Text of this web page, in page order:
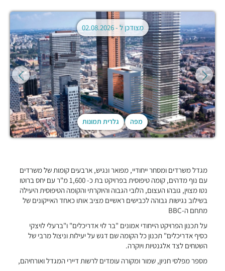
מפה גלרית תמונות
מצודכן ל -02.08.2026
מגדל משרדים ומסחר ייחודיי, מפואר ונגיש, ארבעים קומות של משרדים
עם נוף מדהים, קומה טיפוסית בפרויקט בת כ- 1,600 מ"ר עם יחס ברוטו
נטו מצוין, גובהו העצום, הלובי הגבוה והיוקרתי והקומה הטיפוסית היעילה
בשילוב נגישות גבוהה לכבישים ראשיים מציב אותו כאחד האייקונים של
מתחם ה-BBC
על תכנון הפרויקט הייחודי אמונים "בר לוי אדריכלים" ו"ברעלי לויצקי
כסיף אדריכלים" תכנון כל הקומה שם דגש על יעילות וניצול מרבי של
השטחים לצד אלגנטיות ויוקרה.
מספר מפלסי חניון, שמור ומקורה עומדים לרשות דיירי המגדל ואורחיהם,